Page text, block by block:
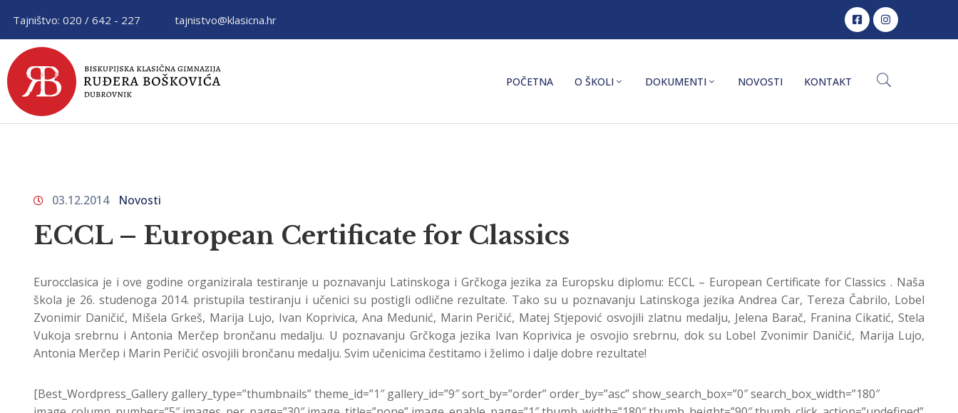
Tajništvo: 020 / 642 - 227 tajnistvo@klasicna.hr
POČETNA O ŠKOLI DOKUMENTI NOVOSTI KONTAKT
03.12.2014 Novosti
ECCL – European Certificate for Classics
Eurocclasica je i ove godine organizirala testiranje u poznavanju Latinskoga i Grčkoga jezika za Europsku diplomu: ECCL – European Certificate for Classics . Naša
škola je 26. studenoga 2014. pristupila testiranju i učenici su postigli odlične rezultate. Tako su u poznavanju Latinskoga jezika Andrea Car, Tereza Čabrilo, Lobel
Zvonimir Daničić, Mišela Grkeš, Marija Lujo, Ivan Koprivica, Ana Medunić, Marin Peričić, Matej Stjepović osvojili zlatnu medalju, Jelena Barač, Franina Cikatić, Stela
Vukoja srebrnu i Antonia Merčep brončanu medalju. U poznavanju Grčkoga jezika Ivan Koprivica je osvojio srebrnu, dok su Lobel Zvonimir Daničić, Marija Lujo,
Antonia Merčep i Marin Peričić osvojili brončanu medalju. Svim učenicima čestitamo i želimo i dalje dobre rezultate!
[Best_Wordpress_Gallery gallery_type=”thumbnails” theme_id=”1″ gallery_id=”9″ sort_by=”order” order_by=”asc” show_search_box=”0″ search_box_width=”180″